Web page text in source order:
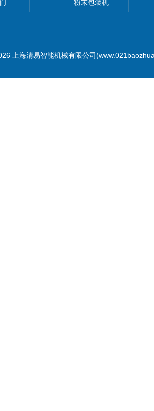
粉末包装机
上海清易智能机械有限公司